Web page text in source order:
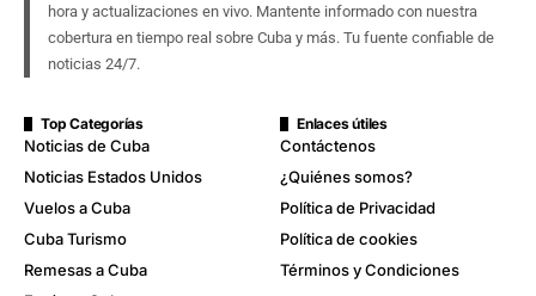
hora y actualizaciones en vivo. Mantente informado con nuestra
cobertura en tiempo real sobre Cuba y más. Tu fuente confiable de
noticias 24/7.
Top Categorías
Noticias de Cuba
Noticias Estados Unidos
Vuelos a Cuba
Cuba Turismo
Remesas a Cuba
Enlaces útiles
Contáctenos
¿Quiénes somos?
Política de Privacidad
Política de cookies
Términos y Condiciones